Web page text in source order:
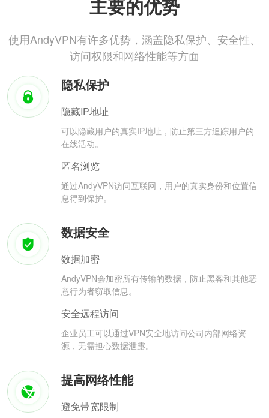
主要的优势
使用AndyVPN有许多优势，涵盖隐私保护、安全性、
访问权限和网络性能等方面
隐私保护
隐藏IP地址
可以隐藏用户的真实IP地址，防止第三方追踪用户的
在线活动。
匿名浏览
通过AndyVPN访问互联网，用户的真实身份和位置信
息得到保护。
数据安全
数据加密
AndyVPN会加密所有传输的数据，防止黑客和其他恶
意行为者窃取信息。
安全远程访问
企业员工可以通过VPN安全地访问公司内部网络资
源，无需担心数据泄露。
提高网络性能
避免带宽限制